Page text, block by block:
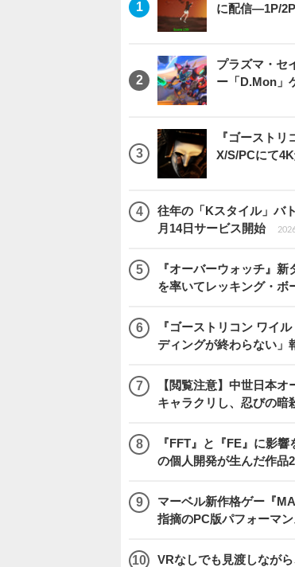
に配信―1P/
プラズマ・セ
ー「D.Mon」
『ゴースト
X/S/PCにて
往年の「Kスタイル」バ
月14日サービス開始
『オーバーウォッチ』
を率いてレッキング・ボ
『ゴーストリコン ワイ
ディングが終わらない」
【閲覧注意】中世日本
キャラクリし、忍びの暗
『FFT』と『FE』に影
の個人開発が生んだ作品
マーベル新作格ゲー『
指摘のPC版パフォーマ
VRなしでも見渡しなが